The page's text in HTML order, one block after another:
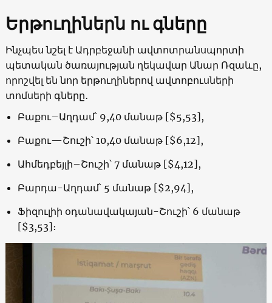
Երթուղիներն ու գները
Ինչպես նշել է Ադրբեջանի ավտոտրանսպորտի
պետական ծառայության ղեկավար Անար Ռզաևը,
որոշվել են նոր երթուղիներով ավտոբուսների
տոմսերի գները․
Բաքու–Աղդամ՝ 9,40 մանաթ [$5,53],
Բաքու—Շուշի՝ 10,40 մանաթ [$6,12],
Ահմեդբեյլի–Շուշի՝ 7 մանաթ [$4,12],
Բարդա-Աղդամ՝ 5 մանաթ [$2,94],
Ֆիզուլիի օդանավակայան-Շուշի՝ 6 մանաթ
[$3,53]։